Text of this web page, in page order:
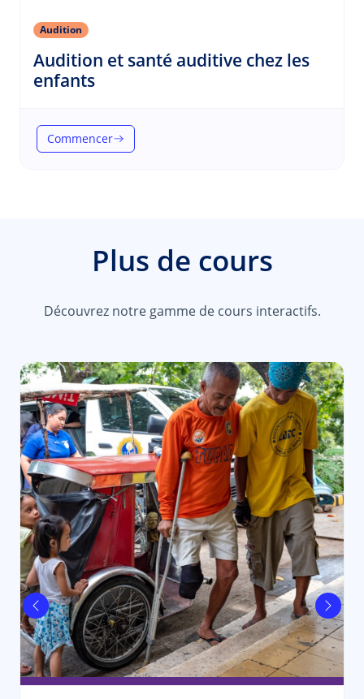
Audition
Audition et santé auditive chez les
enfants(Audition)
Commencer
(Audition et santé auditive chez les enfants)
Plus de cours
Découvrez notre gamme de cours interactifs.
Précédent